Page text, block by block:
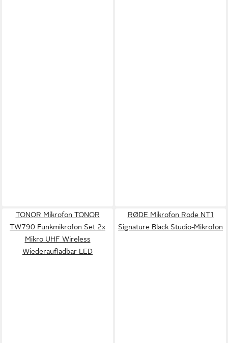
TONOR Mikrofon TONOR
TW790 Funkmikrofon Set 2x
Mikro UHF Wireless
Wiederaufladbar LED
RØDE Mikrofon Rode NT1
Signature Black Studio-Mikrofon